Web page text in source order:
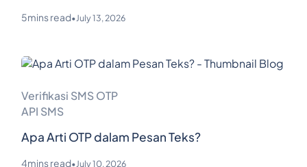
5mins read•July 13, 2026
Verifikasi SMS OTP
API SMS
Apa Arti OTP dalam Pesan Teks?
4mins read•July 10, 2026